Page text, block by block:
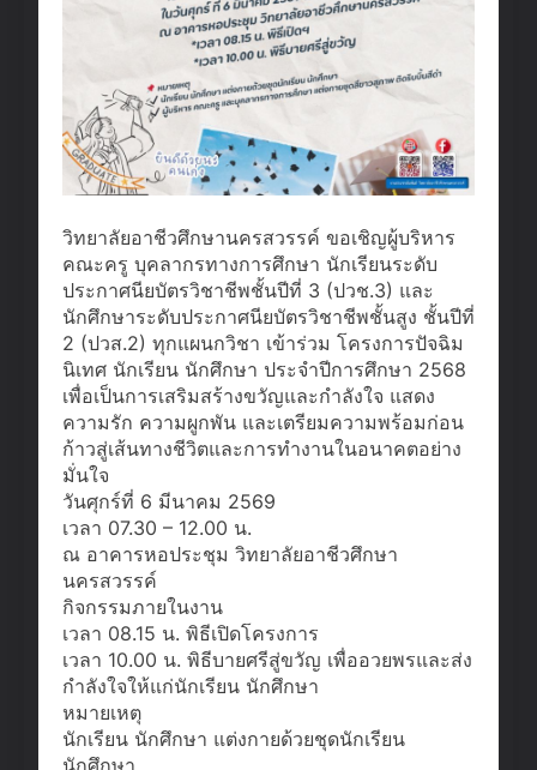
วิทยาลัยอาชีวศึกษานครสวรรค์ ขอเชิญผู้บริหาร
คณะครู บุคลากรทางการศึกษา นักเรียนระดับ
ประกาศนียบัตรวิชาชีพชั้นปีที่ 3 (ปวช.3) และ
นักศึกษาระดับประกาศนียบัตรวิชาชีพชั้นสูง ชั้นปีที่
2 (ปวส.2) ทุกแผนกวิชา เข้าร่วม โครงการปัจฉิม
นิเทศ นักเรียน นักศึกษา ประจำปีการศึกษา 2568
เพื่อเป็นการเสริมสร้างขวัญและกำลังใจ แสดง
ความรัก ความผูกพัน และเตรียมความพร้อมก่อน
ก้าวสู่เส้นทางชีวิตและการทำงานในอนาคตอย่าง
มั่นใจ
วันศุกร์ที่ 6 มีนาคม 2569
เวลา 07.30 – 12.00 น.
ณ อาคารหอประชุม วิทยาลัยอาชีวศึกษา
นครสวรรค์
กิจกรรมภายในงาน
เวลา 08.15 น. พิธีเปิดโครงการ
เวลา 10.00 น. พิธีบายศรีสู่ขวัญ เพื่ออวยพรและส่ง
กำลังใจให้แก่นักเรียน นักศึกษา
หมายเหตุ
นักเรียน นักศึกษา แต่งกายด้วยชุดนักเรียน